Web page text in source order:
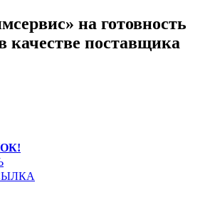
на готовность
качестве поставщика